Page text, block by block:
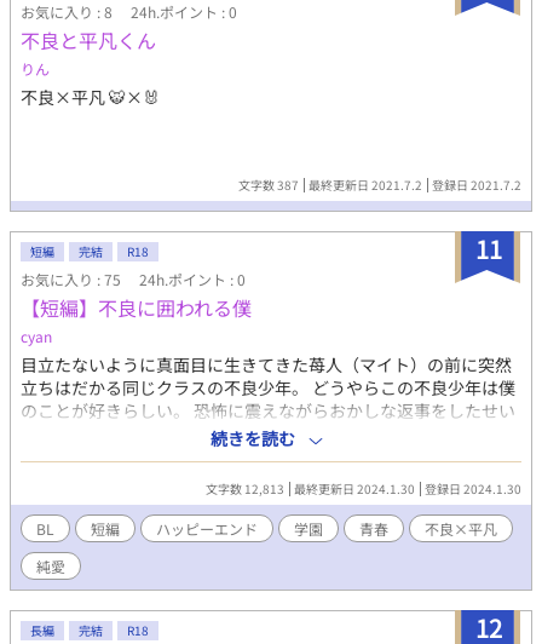
お気に入り : 8 24h.ポイント : 0
不良と平凡くん
りん
不良×平凡 🐯×🐰
文字数 387 最終更新日 2021.7.2 登録日 2021.7.2
11
短編 完結 R18
お気に入り : 75 24h.ポイント : 0
【短編】不良に囲われる僕
cyan
目立たないように真面目に生きてきた苺人（マイト）の前に突然
立ちはだかる同じクラスの不良少年。 どうやらこの不良少年は僕
のことが好きらしい。 恐怖に震えながらおかしな返事をしたせい
で付き合うことになった。僕の高校生活はどうなっちゃうの？ 以
下ネタバレ含みます ＊ ＊ ※平凡受けではありません。 ※終盤で
立場逆転します。ご注意ください。
続きを読む
文字数 12,813 最終更新日 2024.1.30 登録日 2024.1.30
BL 短編 ハッピーエンド 学園 青春
不良×平凡
純愛
12
長編 完結 R18